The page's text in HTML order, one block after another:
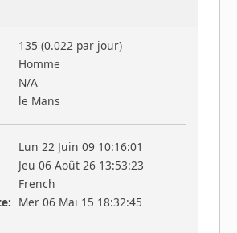
135 (0.022 par jour)
Homme
N/A
le Mans
Lun 22 Juin 09 10:16:01
Jeu 06 Août 26 13:53:23
French
Mer 06 Mai 15 18:32:45